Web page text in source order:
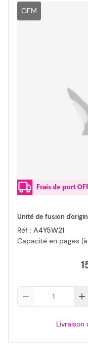
OEM
Unité de fusion
Réf : A4Y5W21
Capacité en pages